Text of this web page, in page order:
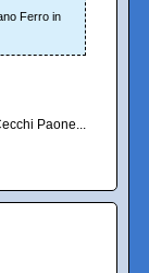
Ferro in
Paone...